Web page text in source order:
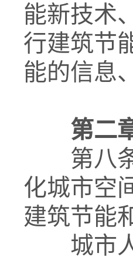
能新技术
行建筑节
能的信息
第二
第八条
化城市空
建筑节能
城市人